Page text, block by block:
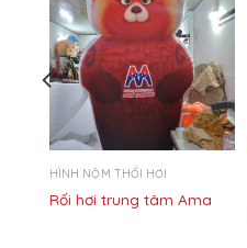
HÌNH NỘM THỔI HƠI
Rối hơi trung tâm Ama